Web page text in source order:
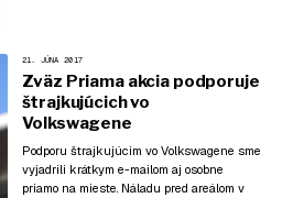
21. JÚNA 2017
Zväz Priama akcia podporuje
štrajkujúcich vo
Volkswagene
Podporu štrajkujúcim vo Volkswagene sme
vyjadrili krátkym e-mailom aj osobne
priamo na mieste. Náladu pred areálom v